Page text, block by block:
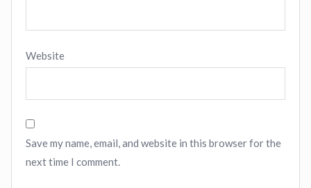
Website
Save my name, email, and website in this browser for the
next time I comment.